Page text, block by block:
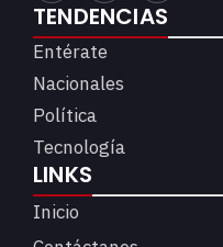
TENDENCIAS
Entérate
Nacionales
Política
Tecnología
LINKS
Inicio